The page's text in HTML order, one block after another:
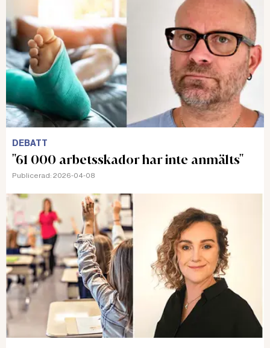
DEBATT
"61 000 arbetsskador har inte anmälts"
Publicerad: 2026-04-08